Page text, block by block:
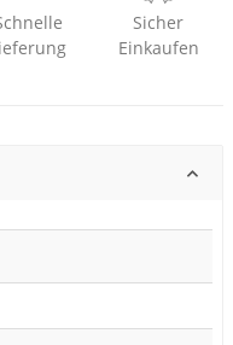
Sicher
Einkaufen